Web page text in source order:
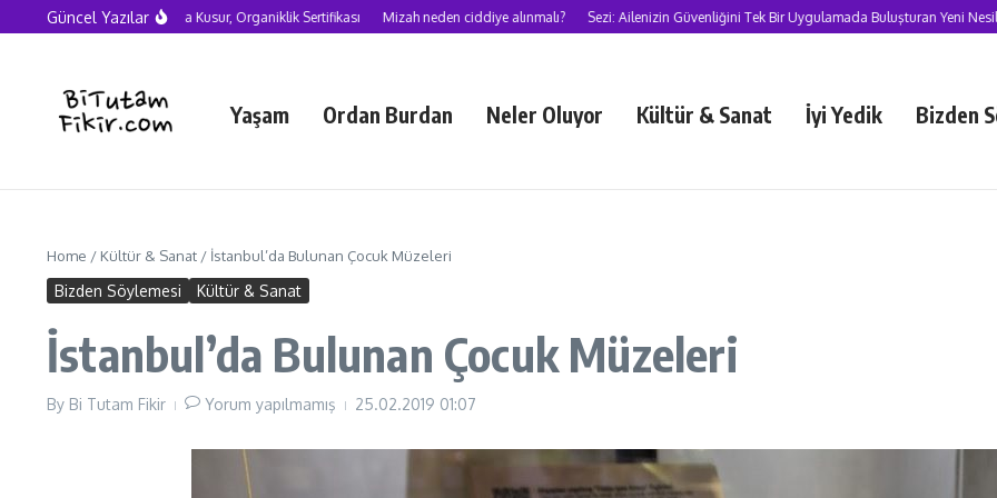
Skip to content
Güncel Yazılar
Yapay Zekâ Çağında Kusur, Organiklik Sertifikası Mizah neden ciddiye alınmalı? Sezi: Ailenizin Güvenliğini Tek Bir Uygulamada Buluşturan Yeni Nesil Süper
Yaşam Ordan Burdan Neler Oluyor Kültür & Sanat İyi Yedik Bizden
Home / Kültür & Sanat / İstanbul’da Bulunan Çocuk Müzeleri
Bizden Söylemesi Kültür & Sanat
İstanbul’da Bulunan Çocuk Müzeleri
By Bi Tutam Fikir Yorum yapılmamış 25.02.2019 01:07